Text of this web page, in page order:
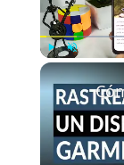
Unmute